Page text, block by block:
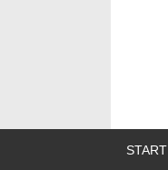
START